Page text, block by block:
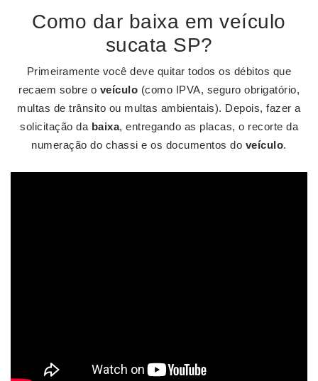
Como dar baixa em veículo
sucata SP?
Primeiramente você deve quitar todos os débitos que
recaem sobre o veículo (como IPVA, seguro obrigatório,
multas de trânsito ou multas ambientais). Depois, fazer a
solicitação da baixa, entregando as placas, o recorte da
numeração do chassi e os documentos do veículo.